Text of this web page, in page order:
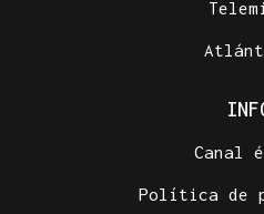
Canal
Política de